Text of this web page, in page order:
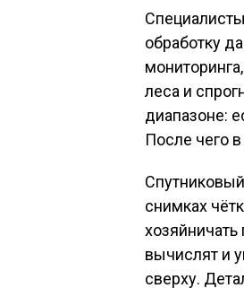
обработку
леса и
диапазоне:
После чего
снимках
вычислят и
сверху.